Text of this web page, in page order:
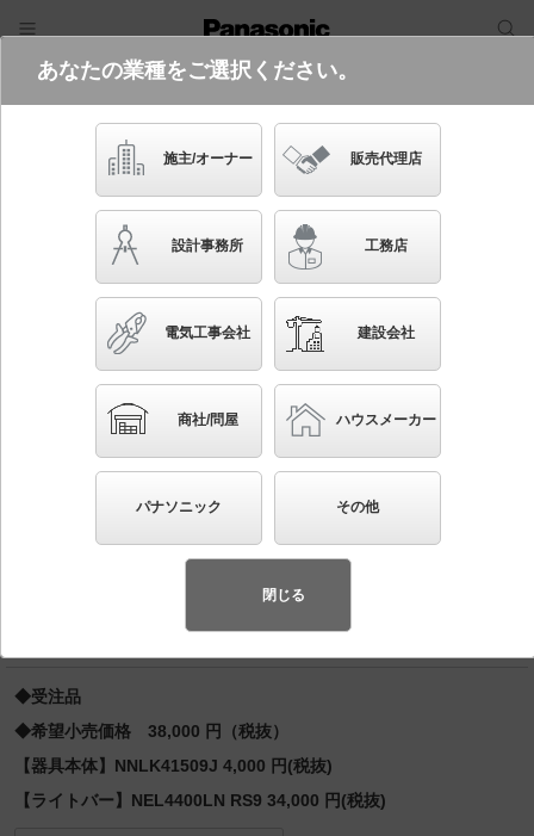
電気・建築設備（ビジネス）
フリーワード
品番・キーワード
かんたん照度計算
XFX440NLN RS9
(コンフォートタイプ・グレアセーブタ
イプ・一般タイプ・4000 lmタイプ・
昼白色)
起動方式違いの商品を見る
天井直付型 40形 一体型LEDベースライト 連続調光
型調光タイプ（ライコン別売） LiBecoM（リベコ
ム） iスタイル／ストレートタイプ／笠なし型／コンフ
ォート 直管形蛍光灯FLR40形2灯器具相当 FLR40形2
要望にお応えできる商品群です。）
◆受注品
◆希望小売価格 38,000 円（税抜）
【器具本体】NNLK41509J 4,000 円(税抜)
【ライトバー】NEL4400LN RS9 34,000 円(税抜)
あなたの業種をご選択ください。
施主/オーナー 販売代理店
設計事務所 工務店
電気工事会社 建設会社
商社/問屋 ハウスメーカー
パナソニック その他
閉じる